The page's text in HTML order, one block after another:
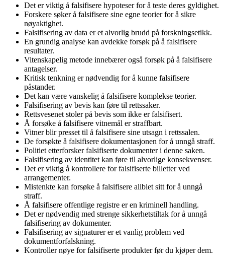
Det er viktig å falsifisere hypoteser for å teste deres gyldighet.
Forskere søker å falsifisere sine egne teorier for å sikre
nøyaktighet.
Falsifisering av data er et alvorlig brudd på forskningsetikk.
En grundig analyse kan avdekke forsøk på å falsifisere
resultater.
Vitenskapelig metode innebærer også forsøk på å falsifisere
antagelser.
Kritisk tenkning er nødvendig for å kunne falsifisere
påstander.
Det kan være vanskelig å falsifisere komplekse teorier.
Falsifisering av bevis kan føre til rettssaker.
Rettsvesenet stoler på bevis som ikke er falsifisert.
Å forsøke å falsifisere vitnemål er straffbart.
Vitner blir presset til å falsifisere sine utsagn i rettssalen.
De forsøkte å falsifisere dokumentasjonen for å unngå straff.
Politiet etterforsker falsifiserte dokumenter i denne saken.
Falsifisering av identitet kan føre til alvorlige konsekvenser.
Det er viktig å kontrollere for falsifiserte billetter ved
arrangementer.
Mistenkte kan forsøke å falsifisere alibiet sitt for å unngå
straff.
Å falsifisere offentlige registre er en kriminell handling.
Det er nødvendig med strenge sikkerhetstiltak for å unngå
falsifisering av dokumenter.
Falsifisering av signaturer er et vanlig problem ved
dokumentforfalskning.
Kontroller nøye for falsifiserte produkter før du kjøper dem.